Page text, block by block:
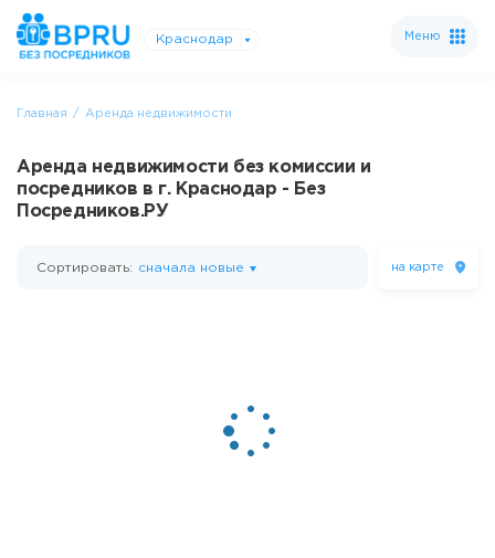
Краснодар Меню
Главная Аренда недвижимости
Аренда недвижимости без комиссии и
посредников в г. Краснодар - Без
Посредников.РУ
Сортировать: сначала новые на карте